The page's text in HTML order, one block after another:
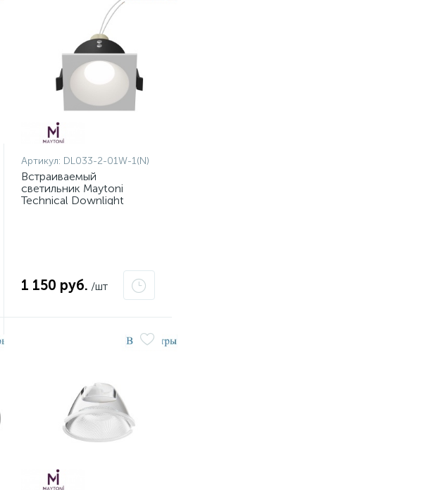
Артикул: DL033-2-01W-1(N)
Встраиваемый
светильник Maytoni
Technical Downlight
1 150 руб. /шт